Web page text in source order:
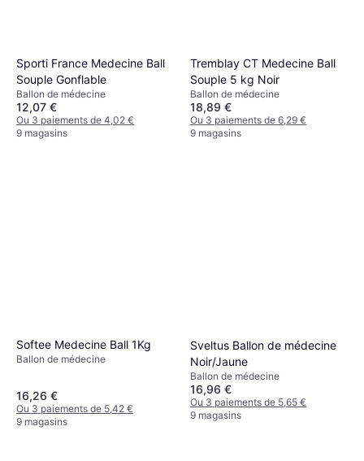
Sporti France Medecine Ball
Souple Gonflable
Ballon de médecine
12,07 €
Ou 3 paiements de 4,02 €
9 magasins
Tremblay CT Medecine Ball
Souple 5 kg Noir
Ballon de médecine
18,89 €
Ou 3 paiements de 6,29 €
9 magasins
Softee Medecine Ball 1Kg
Ballon de médecine
16,26 €
Ou 3 paiements de 5,42 €
9 magasins
Sveltus Ballon de médecine
Noir/Jaune
Ballon de médecine
16,96 €
Ou 3 paiements de 5,65 €
9 magasins